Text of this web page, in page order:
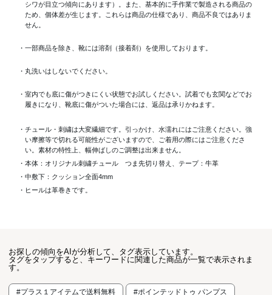
シワが目立つ傾向にあります）。また、基本的に手作業で製造される商品の
ため、個体差が生じます。これらは商品の仕様であり、商品不良ではありま
せん。
・一部商品を除き、靴には溶剤（接着剤）を使用しております。
・丸洗いはしないでください。
・室内でも底に傷がつきにくい状態でお試しください。試着でも玄関などでお
履きになり、靴底に傷がついた場合には、返品は承りかねます。
・チュール・刺繍は大変繊細です。引っかけ、水濡れにはご注意ください。強
い摩擦等で切れる可能性がございますので、ご着用の際にはご注意くださ
い。素材の特性上、幅伸ばしのご調整は出来ません。
・本体：オリジナル刺繍チュール つま先切り替え、テープ：牛革
・中敷下：クッション全面4mm
・ヒールは革巻きです。
お探しの傾向をAIが分析して、タグ表示しています。
タグをタップすると、キーワードに関連した商品が一覧で表示されま
す。
#プラス１アイテムで送料無料 #ポインテッドトゥ パンプス